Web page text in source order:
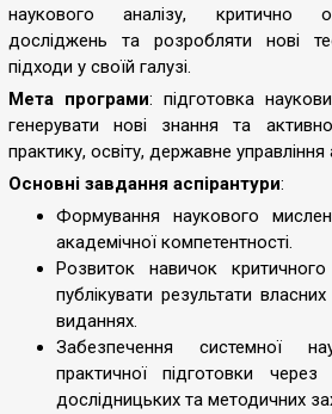
наукового аналізу, критично
досліджень та розробляти нові
підходи у своїй галузі.
Мета програми: підготовка
генерувати нові знання та
практику, освіту, державне
Основні завдання аспірантури:
Формування наукового
академічної компетентності.
Розвиток навичок
публікувати результати
виданнях.
Забезпечення системної
практичної підготовки
дослідницьких та методичних